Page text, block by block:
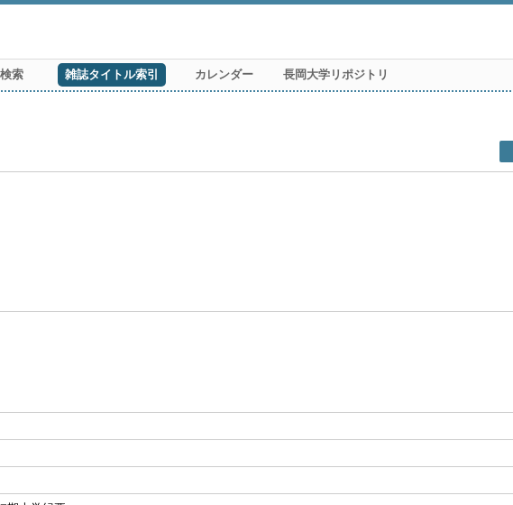
索 雑誌タイトル索引 カレンダー 長岡大学リポジトリ